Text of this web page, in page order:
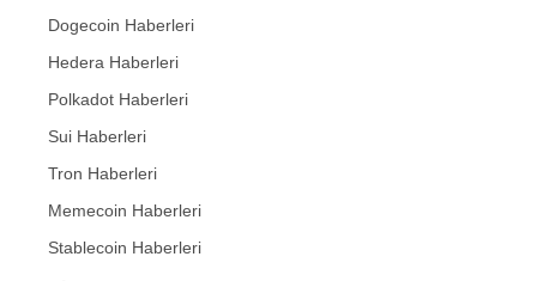
Dogecoin Haberleri
Hedera Haberleri
Polkadot Haberleri
Sui Haberleri
Tron Haberleri
Memecoin Haberleri
Stablecoin Haberleri